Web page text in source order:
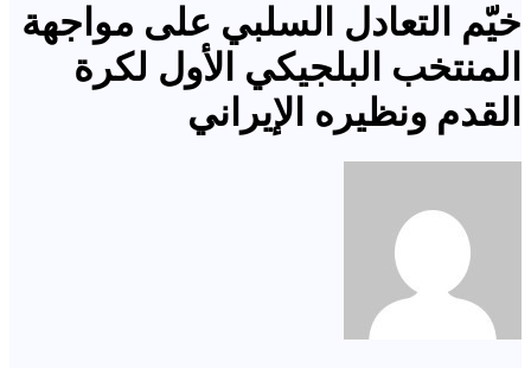
خيّم التعادل السلبي على مواجهة
المنتخب البلجيكي الأول لكرة
القدم ونظيره الإيراني